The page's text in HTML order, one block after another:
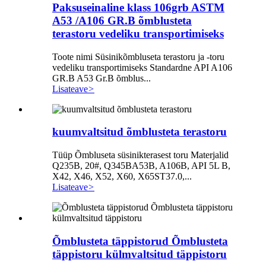
Paksuseinaline klass 106grb ASTM
A53 /A106 GR.B õmblusteta
terastoru vedeliku transportimiseks
Toote nimi Süsinikõmbluseta terastoru ja -toru
vedeliku transportimiseks Standardne API A106
GR.B A53 Gr.B õmblus...
Lisateave>
kuumvaltsitud õmblusteta terastoru
Tüüp Õmbluseta süsinikterasest toru Materjalid
Q235B, 20#, Q345BA53B, A106B, API 5L B,
X42, X46, X52, X60, X65ST37.0,...
Lisateave>
Õmblusteta täppistorud Õmblusteta
täppistoru külmvaltsitud täppistoru